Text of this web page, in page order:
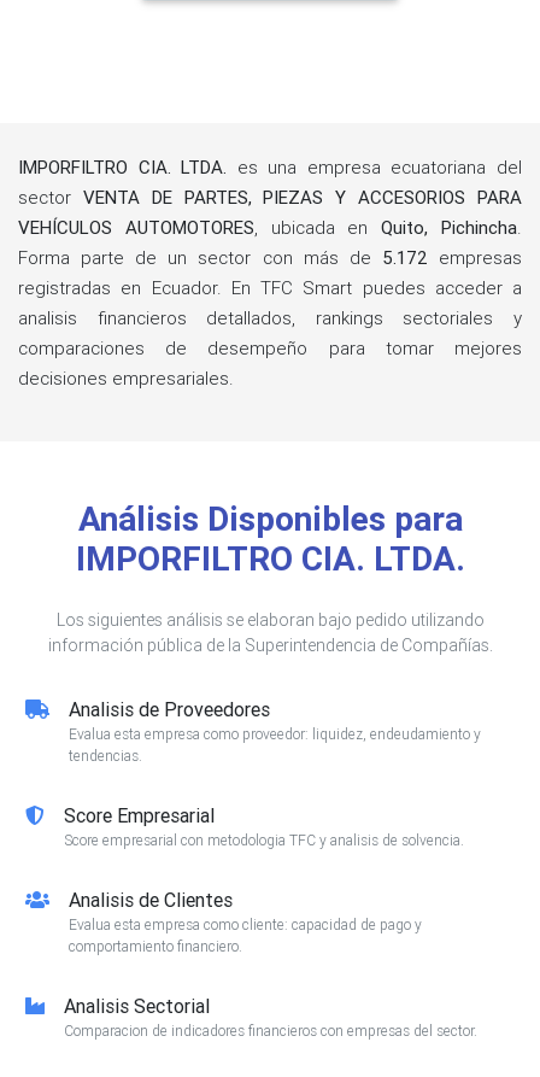
IMPORFILTRO CIA. LTDA. es una empresa ecuatoriana del
sector VENTA DE PARTES, PIEZAS Y ACCESORIOS PARA
VEHÍCULOS AUTOMOTORES, ubicada enQuito, Pichincha.
Forma parte de un sector con más de 5.172 empresas
registradas en Ecuador. En TFC Smart puedes acceder a
analisis financieros detallados, rankings sectoriales y
comparaciones de desempeño para tomar mejores
decisiones empresariales.
Análisis Disponibles para
IMPORFILTRO CIA. LTDA.
Los siguientes análisis se elaboran bajo pedido utilizando
información pública de la Superintendencia de Compañías.
Analisis de Proveedores
Evalua esta empresa como proveedor: liquidez, endeudamiento y
tendencias.
Score Empresarial
Score empresarial con metodologia TFC y analisis de solvencia.
Analisis de Clientes
Evalua esta empresa como cliente: capacidad de pago y
comportamiento financiero.
Analisis Sectorial
Comparacion de indicadores financieros con empresas del sector.